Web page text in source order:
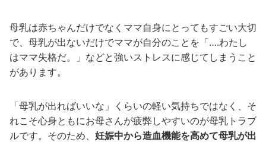
母乳は赤ちゃんだけでなくママ自身にとってもすごい大切
で、母乳が出ないだけでママが自分のことを「….わたし
はママ失格だ。」などと強いストレスに感じてしまうこと
があります。
「母乳が出ればいいな」くらいの軽い気持ちではなく、そ
れこそ心身ともにお母さんが疲弊しやすいのが母乳トラブ
ルです。そのため、 妊娠中から造血機能を高めて母乳が出